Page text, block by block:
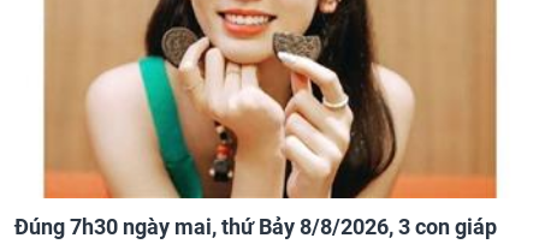
Đúng 7h30 ngày mai, thứ Bảy 8/8/2026, 3 con giáp